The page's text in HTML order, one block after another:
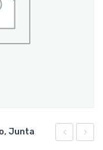
Junta